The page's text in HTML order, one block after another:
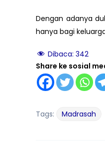
Dengan adanya
hanya bagi
Dibaca: 342
Share ke sosial
Tags: Madrasah